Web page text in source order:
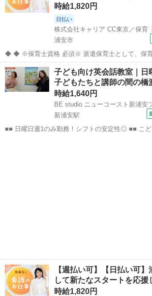
時給1,820円
日払い
株式会社キャリア CC東京／保育
浦安市
◆ ◆ ※保育士資格 必須※ 派遣保育士として、保育業務全般をお任せ
します。 【主な業務内容】 クラス担任業務 子どもたちの見守り・生
活支援 遊びや活動のサポート ピアノ演奏や歌・季
帳の記入などの事...
千葉 浦安市 その他
子ども向け英会話教室｜
子どもたちと講師の間の
時給1,640円
BE studio ニューコースト新浦安
新浦安駅
■■ 日曜日週1のみ勤務！シフトの安定性◎ ■■ こど
【週払い可】【日払い可
して新たなスタートを応
時給1,820円